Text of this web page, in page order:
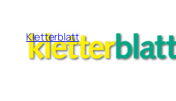
Inhalt
springen
Kletterblatt